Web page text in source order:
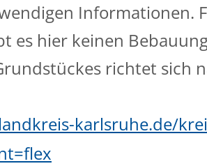
Informationen.
es hier keinen
richtet sich
karlsruhe.de/